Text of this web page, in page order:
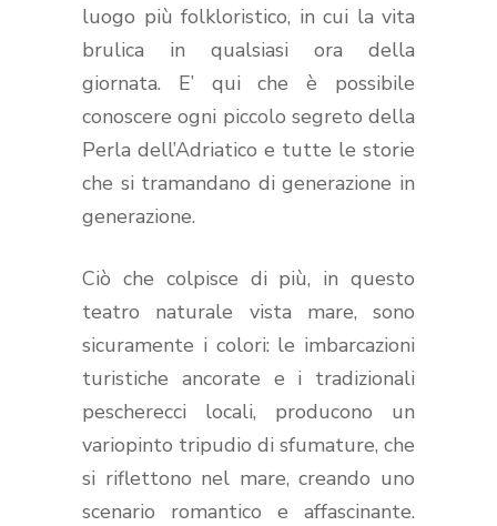
luogo più folkloristico, in cui la vita
brulica in qualsiasi ora della
giornata. E’ qui che è possibile
conoscere ogni piccolo segreto della
Perla dell’Adriatico e tutte le storie
che si tramandano di generazione in
generazione.
Ciò che colpisce di più, in questo
teatro naturale vista mare, sono
sicuramente i colori: le imbarcazioni
turistiche ancorate e i tradizionali
pescherecci locali, producono un
variopinto tripudio di sfumature, che
si riflettono nel mare, creando uno
scenario romantico e affascinante.